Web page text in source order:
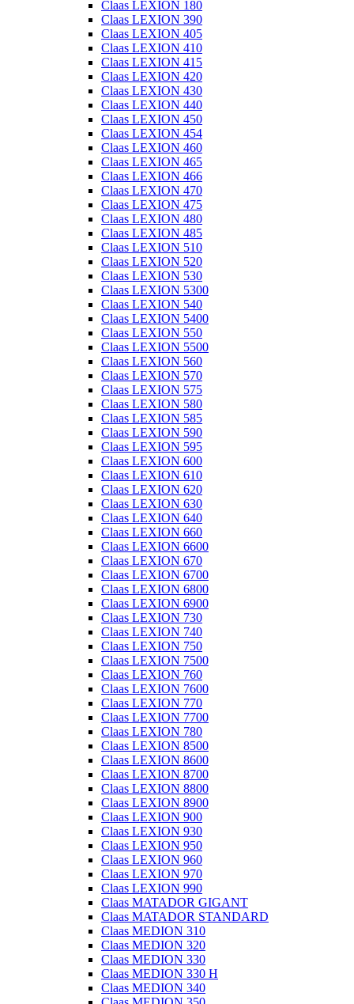
Claas LEXION 180
Claas LEXION 390
Claas LEXION 405
Claas LEXION 410
Claas LEXION 415
Claas LEXION 420
Claas LEXION 430
Claas LEXION 440
Claas LEXION 450
Claas LEXION 454
Claas LEXION 460
Claas LEXION 465
Claas LEXION 466
Claas LEXION 470
Claas LEXION 475
Claas LEXION 480
Claas LEXION 485
Claas LEXION 510
Claas LEXION 520
Claas LEXION 530
Claas LEXION 5300
Claas LEXION 540
Claas LEXION 5400
Claas LEXION 550
Claas LEXION 5500
Claas LEXION 560
Claas LEXION 570
Claas LEXION 575
Claas LEXION 580
Claas LEXION 585
Claas LEXION 590
Claas LEXION 595
Claas LEXION 600
Claas LEXION 610
Claas LEXION 620
Claas LEXION 630
Claas LEXION 640
Claas LEXION 660
Claas LEXION 6600
Claas LEXION 670
Claas LEXION 6700
Claas LEXION 6800
Claas LEXION 6900
Claas LEXION 730
Claas LEXION 740
Claas LEXION 750
Claas LEXION 7500
Claas LEXION 760
Claas LEXION 7600
Claas LEXION 770
Claas LEXION 7700
Claas LEXION 780
Claas LEXION 8500
Claas LEXION 8600
Claas LEXION 8700
Claas LEXION 8800
Claas LEXION 8900
Claas LEXION 900
Claas LEXION 930
Claas LEXION 950
Claas LEXION 960
Claas LEXION 970
Claas LEXION 990
Claas MATADOR GIGANT
Claas MATADOR STANDARD
Claas MEDION 310
Claas MEDION 320
Claas MEDION 330
Claas MEDION 330 H
Claas MEDION 340